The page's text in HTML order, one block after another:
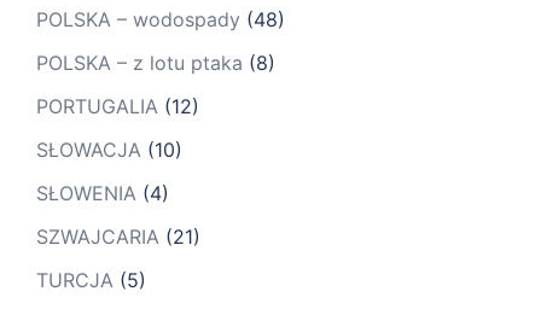
POLSKA – wodospady (48)
POLSKA – z lotu ptaka (8)
PORTUGALIA (12)
SŁOWACJA (10)
SŁOWENIA (4)
SZWAJCARIA (21)
TURCJA (5)